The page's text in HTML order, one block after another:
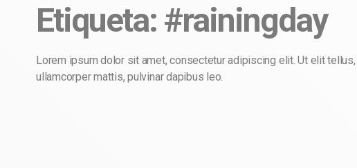
Etiqueta: #rainingday
Lorem ipsum dolor sit amet, consectetur adipiscing elit. Ut elit
ullamcorper mattis, pulvinar dapibus leo.